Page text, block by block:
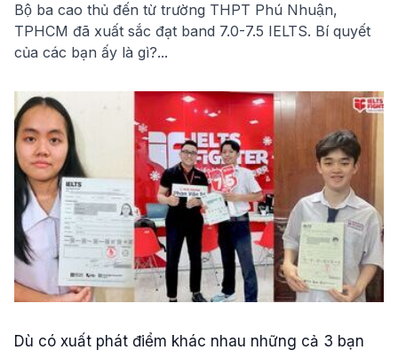
Bộ ba cao thủ đến từ trường THPT Phú Nhuận,
TPHCM đã xuất sắc đạt band 7.0-7.5 IELTS. Bí quyết
của các bạn ấy là gì?...
Dù có xuất phát điểm khác nhau những cả 3 bạn